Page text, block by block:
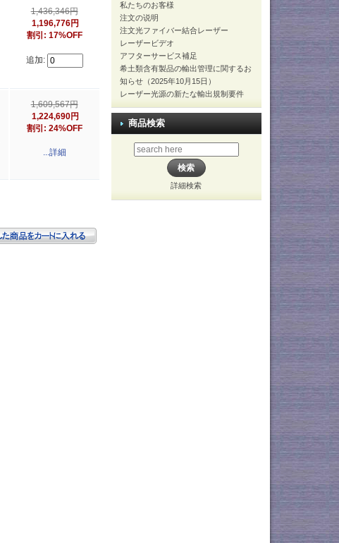
1,436,346円
1,196,776円
割引: 17%OFF
追加:
1,609,567円
1,224,690円
割引: 24%OFF
...詳細
私たちのお客様
注文の说明
注文光ファイバー結合レーザー
レーザービデオ
アフターサービス補足
希土類含有製品の輸出管理に関するお
知らせ（2025年10月15日）
レーザー光源の新たな輸出規制要件
商品検索
詳細検索